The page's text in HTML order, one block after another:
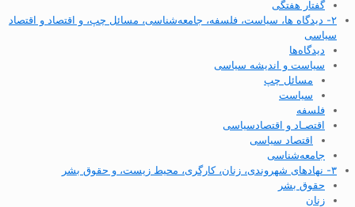
گفتار هفتگی
۲- دیدگاه ها، سیاست، فلسفه، جامعه‌شناسی، مسائل چپ، و اقتصاد و اقتصاد
سیاسی
دیدگاه‌ها
سیاست و اندیشه سیاسی
مسائل چپ
سیاست
فلسفه
اقتصـاد و اقتصاد‌سیاسی
اقتصاد سیاسی
جامعه‌شناسی
۳- نهادهای شهروندی، زنان، کارگری، محیط زیست، و حقوق بشر
حقوق بشر
زنان